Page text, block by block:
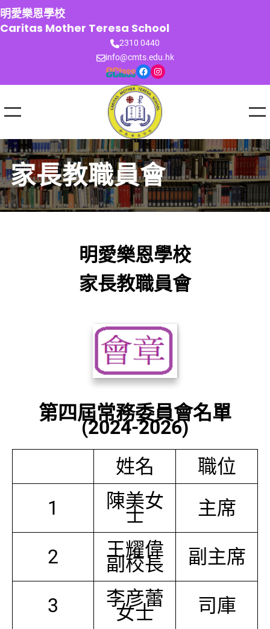
跳
至
主
明愛樂恩學校
Caritas Mother Teresa School
2310 0440
info@cmts.edu.hk
Facebook Instagram
家長教職員會
明愛樂恩學校
家長教職員會
第四屆常務委員會名單
(2024-2026)
姓名
職位
1
陳美女
士 主席
2 王耀偉
副校長 副主席
3 李彦蕾
女士 司庫